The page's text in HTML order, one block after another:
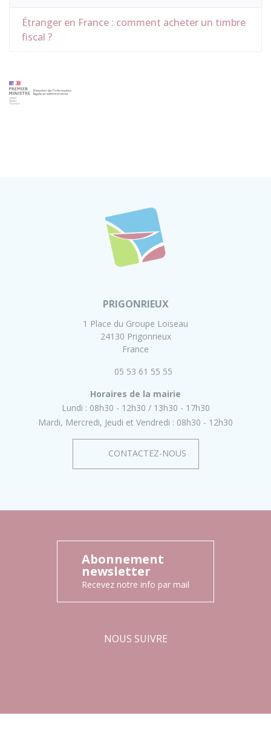
Étranger en France : comment acheter un timbre
fiscal ?
PRIGONRIEUX
1 Place du Groupe Loiseau
24130 Prigonrieux
France
05 53 61 55 55
Horaires de la mairie
Lundi : 08h30 - 12h30
13h30 - 17h30
Mardi, Mercredi, Jeudi et Vendredi : 08h30 - 12h30
CONTACTEZ-NOUS
Abonnement
newsletter
Recevez notre info par mail
NOUS SUIVRE